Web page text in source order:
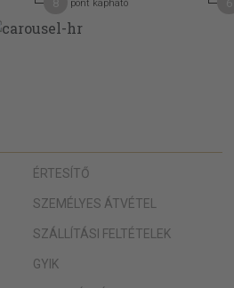
pont kapható
ÉRTESÍTŐ
SZEMÉLYES ÁTVÉTEL
SZÁLLÍTÁSI FELTÉTELEK
GYIK